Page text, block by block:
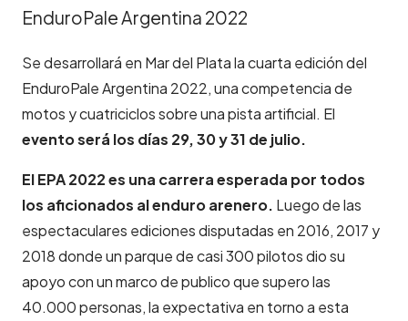
EnduroPale Argentina 2022
Se desarrollará en Mar del Plata la cuarta edición del
EnduroPale Argentina 2022, una competencia de
motos y cuatriciclos sobre una pista artificial. El
evento será los días 29, 30 y 31 de julio.
El EPA 2022 es una carrera esperada por todos
los aficionados al enduro arenero. Luego de las
espectaculares ediciones disputadas en 2016, 2017 y
2018 donde un parque de casi 300 pilotos dio su
apoyo con un marco de publico que supero las
40.000 personas, la expectativa en torno a esta